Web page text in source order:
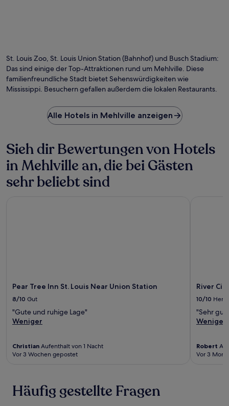
St. Louis Zoo, St. Louis Union Station (Bahnhof) und Busch Stadium:
Das sind einige der Top-Attraktionen rund um Mehlville. Diese
familienfreundliche Stadt bietet Sehenswürdigkeiten wie
Mississippi. Besuchern gefallen außerdem die lokalen Restaurants.
Alle Hotels in Mehlville anzeigen
Sieh dir Bewertungen von Hotels
in Mehlville an, die bei Gästen
sehr beliebt sind
Pear Tree Inn St. Louis Near Union Station
8/10 Gut
"Gute und ruhige Lage"
Weniger
Christian Aufenthalt von 1 Nacht
Vor 3 Wochen gepostet
River
10/10
"Sehr
Weniger
Robert
Vor 3
Häufig gestellte Fragen